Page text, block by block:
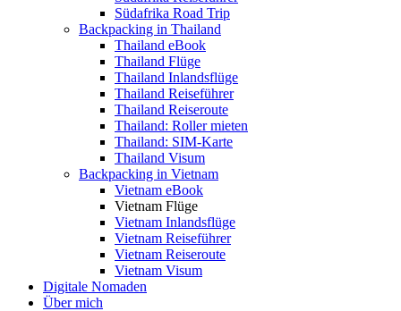
Südafrika Road Trip
Backpacking in Thailand
Thailand eBook
Thailand Flüge
Thailand Inlandsflüge
Thailand Reiseführer
Thailand Reiseroute
Thailand: Roller mieten
Thailand: SIM-Karte
Thailand Visum
Backpacking in Vietnam
Vietnam eBook
Vietnam Flüge
Vietnam Inlandsflüge
Vietnam Reiseführer
Vietnam Reiseroute
Vietnam Visum
Digitale Nomaden
Über mich